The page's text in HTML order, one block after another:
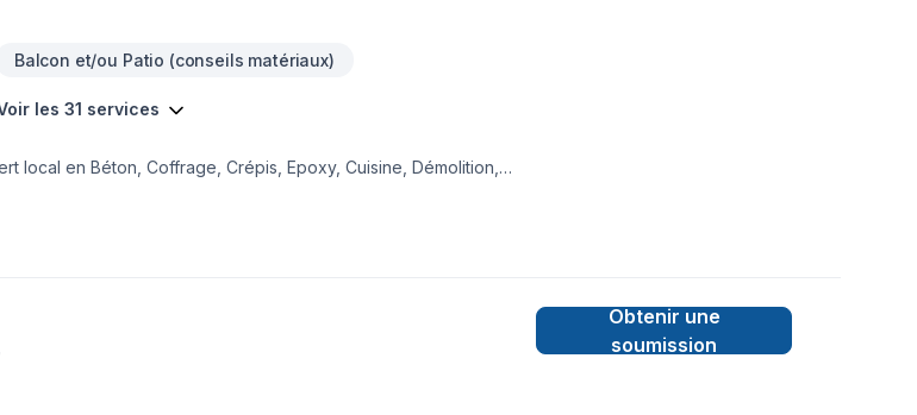
Balcon et/ou Patio (conseils matériaux)
les 31 services
local en Béton, Coffrage, Crépis, Epoxy, Cuisine, Démolition,
Obtenir une
soumission